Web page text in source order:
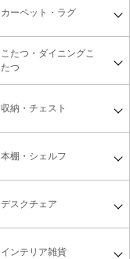
カーペット・ラグ
こたつ・ダイニングこ
たつ
収納・チェスト
本棚・シェルフ
デスクチェア
インテリア雑貨